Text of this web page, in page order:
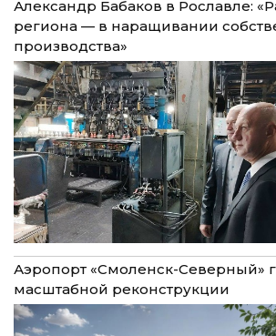
Александр Бабаков в Рославле:
региона — в наращивании
производства»
Аэропорт «Смоленск-Северный»
масштабной реконструкции